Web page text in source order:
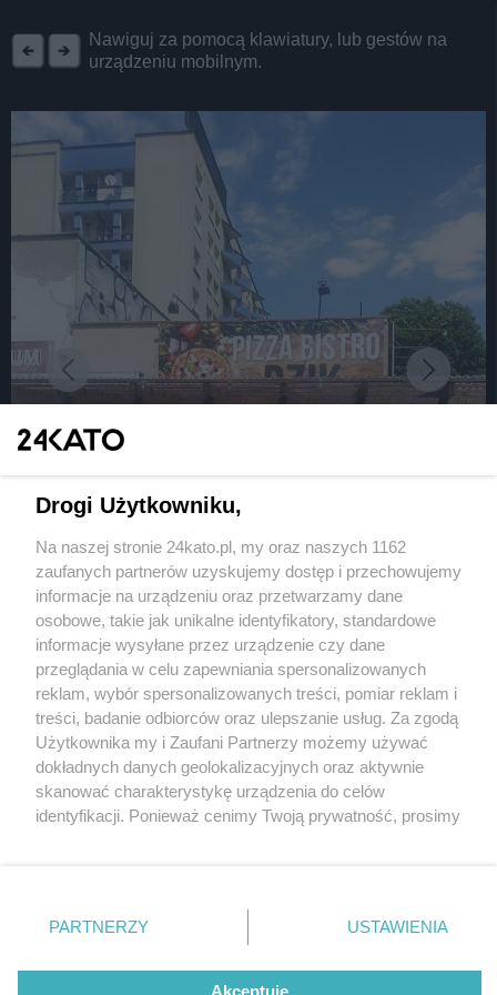
Nawiguj za pomocą klawiatury, lub gestów na
urządzeniu mobilnym.
fot: FB Bistro Pizza Bzik
Bistro w Katowicach. Uratowała je Magda
Gessler, wykończyła inflacja i wysokie ceny
Bistro Bzik Katowice 3
Wydawca mediów lokalnych
Nie zapomnij
zapoznać się z:
polityką prywatności regulamin korzystania z portali
Twojemiasto
Piekary Śląskie
Chorzów
Tarnowskie Góry
Gliwice
Skontakuj sięz nami
Kontakt
Wydawca
Redakcja
Drogi Użytkowniku,
Na naszej stronie 24kato.pl, my oraz naszych 1162
zaufanych partnerów uzyskujemy dostęp i przechowujemy
informacje na urządzeniu oraz przetwarzamy dane
osobowe, takie jak unikalne identyfikatory, standardowe
informacje wysyłane przez urządzenie czy dane
przeglądania w celu zapewniania spersonalizowanych
reklam, wybór spersonalizowanych treści, pomiar reklam i
treści, badanie odbiorców oraz ulepszanie usług. Za zgodą
Użytkownika my i Zaufani Partnerzy możemy używać
dokładnych danych geolokalizacyjnych oraz aktywnie
skanować charakterystykę urządzenia do celów
identyfikacji. Ponieważ cenimy Twoją prywatność, prosimy
prywatności znajdujący się w lewym dolnym rogu strony
. Niektóre rodzaje przetwarzania danych nie wymagają
zgody użytkownika, ale masz prawo sprzeciwić się
takiemu przetwarzaniu. Preferencje będą miały
PARTNERZY USTAWIENIA
Akceptuję